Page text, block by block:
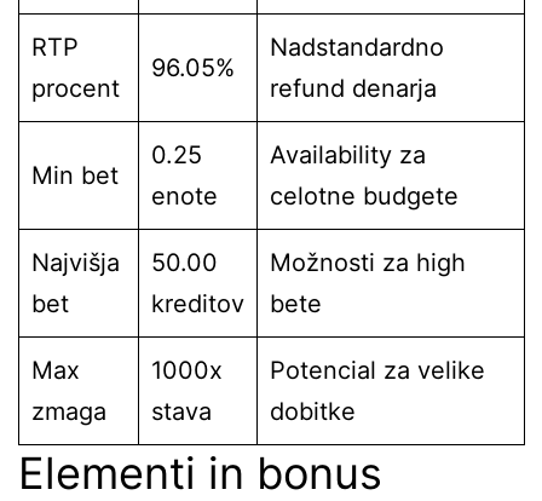
RTP
procent
96.05%
Nadstandardno
refund denarja
Min bet
0.25
enote
Availability za
celotne budgete
Najvišja
bet
50.00
kreditov
Možnosti za high
bete
Max
zmaga
1000x
stava
Potencial za velike
dobitke
Elementi in bonus